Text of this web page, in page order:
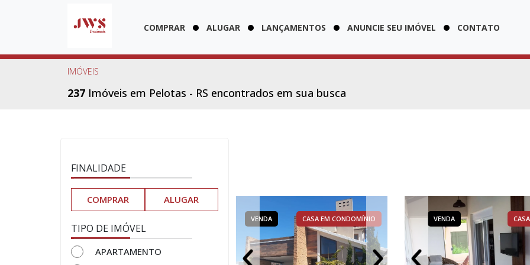
COMPRAR ALUGAR LANÇAMENTOS ANUNCIE SEU IMÓVEL CONTATO
IMÓVEIS
237 Imóveis em Pelotas - RS encontrados em sua busca
FINALIDADE
COMPRAR ALUGAR
TIPO DE IMÓVEL
APARTAMENTO
VENDA CASA EM CONDOMÍNIO VENDA CASA EM CONDOMÍNIO
VENDA CASA VENDA CASA
VENDA